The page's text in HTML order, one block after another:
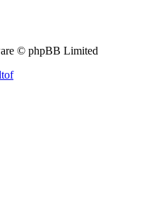
© phpBB Limited